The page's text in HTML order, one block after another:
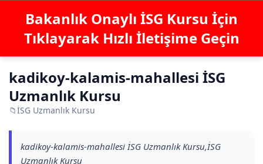
Bakanlık Onaylı İSG Kursu İçin
Tıklayarak Hızlı İletişime Geçin
kadikoy-kalamis-mahallesi İSG
Uzmanlık Kursu
📁İSG Uzmanlık Kursu
kadikoy-kalamis-mahallesi İSG Uzmanlık Kursu,İSG
Uzmanlık Kursu